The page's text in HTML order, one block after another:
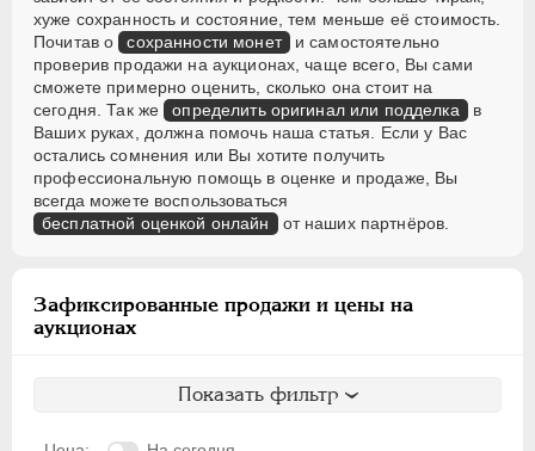
хуже сохранность и состояние, тем меньше её стоимость.
Почитав о сохранности монет и самостоятельно
проверив продажи на аукционах, чаще всего, Вы сами
сможете примерно оценить, сколько она стоит на
сегодня. Так же определить оригинал или подделка в
Ваших руках, должна помочь наша статья. Если у Вас
остались сомнения или Вы хотите получить
профессиональную помощь в оценке и продаже, Вы
всегда можете воспользоваться
бесплатной оценкой онлайн от наших партнёров.
Зафиксированные продажи и цены на
аукционах
Показать фильтр